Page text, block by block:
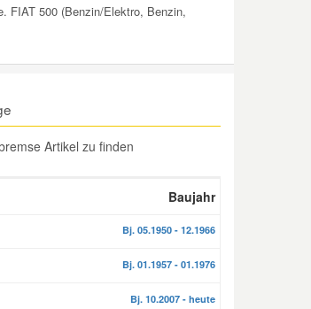
FIAT 500 (Benzin/Elektro, Benzin,
Artikel zu finden
Baujahr
Bj. 05.1950 - 12.1966
Bj. 01.1957 - 01.1976
Bj. 10.2007 - heute